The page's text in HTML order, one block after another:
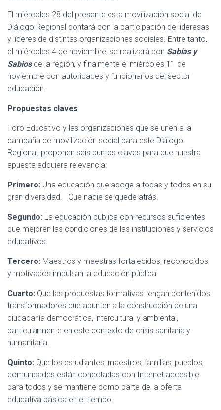
El miércoles 28 del presente esta movilización social de
Diálogo Regional contará con la participación de lideresas
y líderes de distintas organizaciones sociales. Entre tanto,
el miércoles 4 de noviembre, se realizará con Sabias y
Sabiosde la región, y finalmente el miércoles 11 de
noviembre con autoridades y funcionarios del sector
educación.
Propuestas claves
Foro Educativo y las organizaciones que se unen a la
campaña de movilización social para este Diálogo
Regional, proponen seis puntos claves para que nuestra
apuesta adquiera relevancia:
Primero: Una educación que acoge a todas y todos en su
gran diversidad. Que nadie se quede atrás.
Segundo: La educación pública con recursos suficientes
que mejoren las condiciones de las instituciones y servicios
educativos.
Tercero: Maestros y maestras fortalecidos, reconocidos
y motivados impulsan la educación pública.
Cuarto: Que las propuestas formativas tengan contenidos
transformadores que apunten a la construcción de una
ciudadanía democrática, intercultural y ambiental,
particularmente en este contexto de crisis sanitaria y
humanitaria.
Quinto: Que los estudiantes, maestros, familias, pueblos,
comunidades están conectadas con Internet accesible
para todos y se mantiene como parte de la oferta
educativa básica en el tiempo.